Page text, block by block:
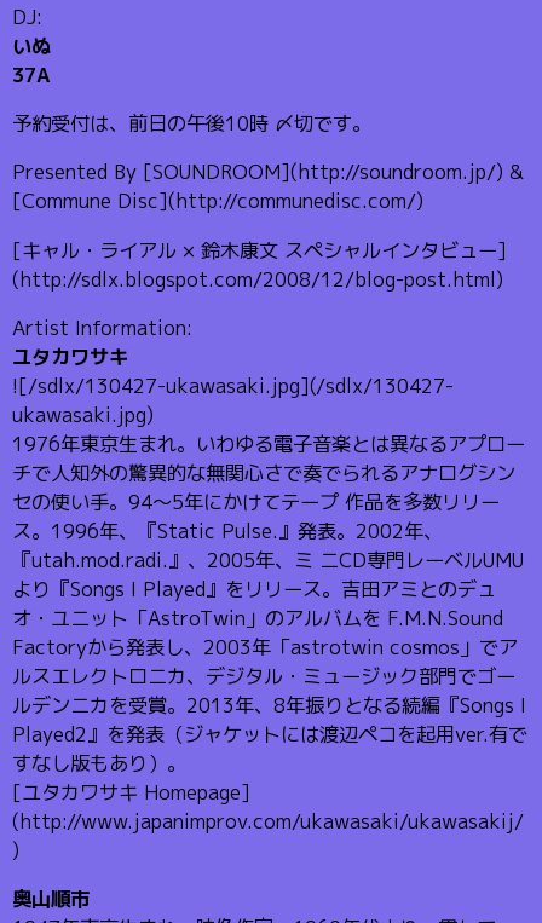
DJ:
いぬ
37A
予約受付は、前日の午後10時 〆切です。
Presented By [SOUNDROOM](http://soundroom.jp/) &
[Commune Disc](http://communedisc.com/)
[キャル・ライアル × 鈴木康文 スペシャルインタビュー]
(http://sdlx.blogspot.com/2008/12/blog-post.html)
Artist Information:
ユタカワサキ
![/sdlx/130427-ukawasaki.jpg](/sdlx/130427-
ukawasaki.jpg)
1976年東京生まれ。いわゆる電子音楽とは異なるアプロー
チで人知外の驚異的な無関心さで奏でられるアナログシン
セの使い手。94～5年にかけてテープ 作品を多数リリー
ス。1996年、『Static Pulse.』発表。2002年、
『utah.mod.radi.』、2005年、ミ ニCD専門レーベルUMU
より『Songs I Played』をリリース。吉田アミとのデュ
オ・ユニット「AstroTwin」のアルバムを F.M.N.Sound
Factoryから発表し、2003年「astrotwin cosmos」でア
ルスエレクトロニカ、デジタル・ミュージック部門でゴー
ルデンニカを受賞。2013年、8年振りとなる続編『Songs I
Played2』を発表（ジャケットには渡辺ペコを起用ver.有で
すなし版もあり）。
[ユタカワサキ Homepage]
(http://www.japanimprov.com/ukawasaki/ukawasakij/
)
奥山順市